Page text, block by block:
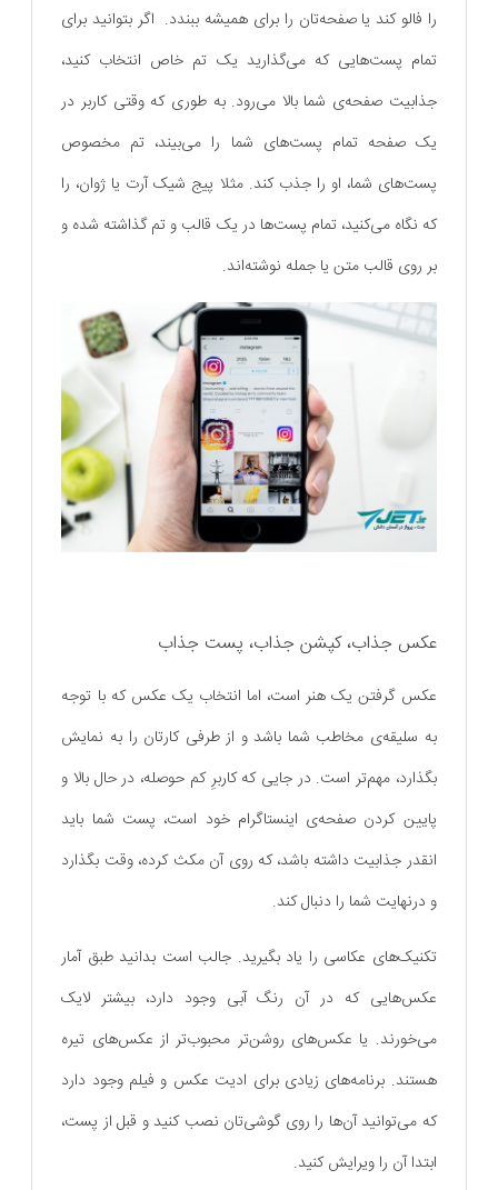
را فالو کند یا صفحه‌تان را برای همیشه ببندد. اگر بتوانید برای
تمام پست‌هایی که می‌گذارید یک تم خاص انتخاب کنید،
جذابیت صفحه‌ی شما بالا می‌رود. به طوری که وقتی کاربر در
یک صفحه تمام پست‌های شما را می‌بیند، تم مخصوص
پست‌های شما، او را جذب کند. مثلا پیج شیک آرت یا ژوان، را
که نگاه می‌کنید، تمام پست‌ها در یک قالب و تم گذاشته شده و
بر روی قالب متن یا جمله نوشته‌‌اند.
عکس جذاب، کپشن جذاب، پست جذاب
عکس گرفتن یک هنر است، اما انتخاب یک عکس که با توجه
به سلیقه‌ی مخاطب شما باشد و از طرفی کارتان را به نمایش
بگذارد، مهم‌تر است. در جایی که کاربرِ کم حوصله، در حال بالا و
پایین کردن صفحه‌ی اینستاگرام خود است، پست شما باید
انقدر جذابیت داشته باشد، که روی آن مکث کرده، وقت بگذارد
و درنهایت شما را دنبال کند.
تکنیک‌های عکاسی را یاد بگیرید. جالب است بدانید طبق آمار
عکس‌هایی که در آن رنگ آبی وجود دارد، بیشتر لایک
می‌خورند. یا عکس‌های روشن‌تر محبوب‌تر از عکس‌های تیره
هستند. برنامه‌های زیادی برای ادیت عکس و فیلم وجود دارد
که می‌توانید آن‌ها را روی گوشی‌تان نصب کنید و قبل از پست،
ابتدا آن را ویرایش کنید.